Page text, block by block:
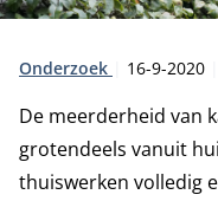
Type:
Onderzoek 16-9-2020
De meerderheid van
grotendeels vanuit
thuiswerken volledig